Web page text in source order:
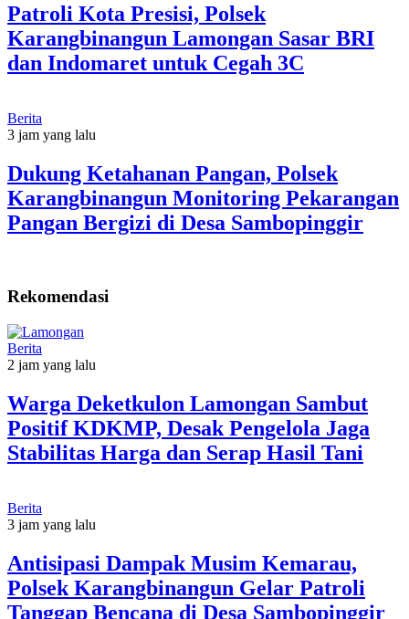
Patroli Kota Presisi, Polsek
Karangbinangun Lamongan Sasar BRI
dan Indomaret untuk Cegah 3C
Berita
3 jam yang lalu
Dukung Ketahanan Pangan, Polsek
Karangbinangun Monitoring Pekarangan
Pangan Bergizi di Desa Sambopinggir
Rekomendasi
Berita
2 jam yang lalu
Warga Deketkulon Lamongan Sambut
Positif KDKMP, Desak Pengelola Jaga
Stabilitas Harga dan Serap Hasil Tani
Berita
3 jam yang lalu
Antisipasi Dampak Musim Kemarau,
Polsek Karangbinangun Gelar Patroli
Tanggap Bencana di Desa Sambopinggir